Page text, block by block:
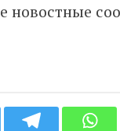
новостные